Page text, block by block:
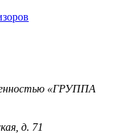
«ГРУППА
д. 71